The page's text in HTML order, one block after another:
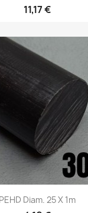
11,17 €
PEHD Diam. 25 X 1m